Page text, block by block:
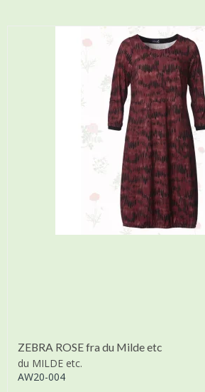
ZEBRA ROSE fra du Milde etc
du MILDE etc.
AW20-004